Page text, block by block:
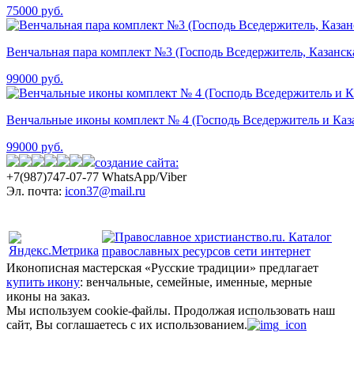
75000 руб.
Венчальная пара комплект №3 (Господь Вседержитель,
99000 руб.
Венчальные иконы комплект № 4 (Господь Вседержитель и
99000 руб.
создание сайта:
+7(987)747-07-77 WhatsApp/Viber
Эл. почта: icon37@mail.ru
Иконописная мастерская «Русские традиции» предлагает
купить икону: венчальные, семейные, именные, мерные
иконы на заказ.
Мы используем cookie-файлы. Продолжая использовать наш
сайт, Вы соглашаетесь с их использованием.